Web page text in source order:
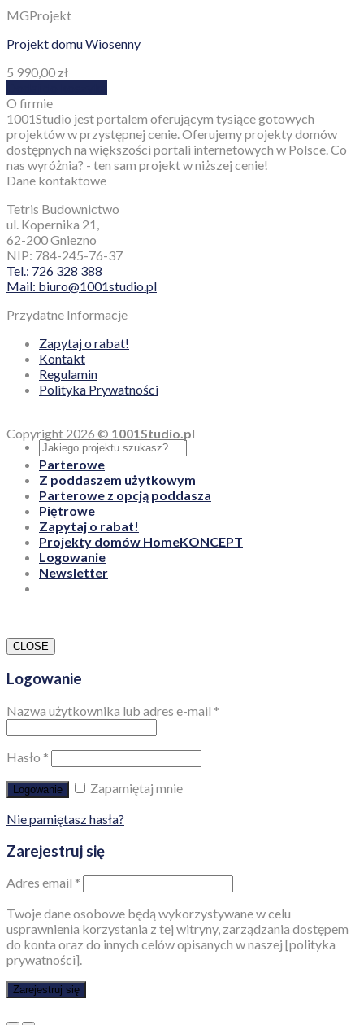
MGProjekt
Projekt domu Wiosenny
5 990,00 zł
O firmie
1001Studio jest portalem oferującym tysiące gotowych
projektów w przystępnej cenie. Oferujemy projekty domów
dostępnych na większości portali internetowych w Polsce. Co
nas wyróżnia? - ten sam projekt w niższej cenie!
Dane kontaktowe
Tetris Budownictwo
ul. Kopernika 21,
62-200 Gniezno
NIP: 784-245-76-37
Tel.: 726 328 388
Mail: biuro@1001studio.pl
Przydatne Informacje
Zapytaj o rabat!
Kontakt
Regulamin
Polityka Prywatności
Copyright 2026 © 1001Studio.pl
Parterowe
Z poddaszem użytkowym
Parterowe z opcją poddasza
Piętrowe
Zapytaj o rabat!
Projekty domów HomeKONCEPT
Logowanie
Newsletter
CLOSE
Logowanie
Nazwa użytkownika lub adres e-mail *
Hasło *
Logowanie
Zapamiętaj mnie
Nie pamiętasz hasła?
Zarejestruj się
Adres email *
Twoje dane osobowe będą wykorzystywane w celu
usprawnienia korzystania z tej witryny, zarządzania dostępem
do konta oraz do innych celów opisanych w naszej [polityka
prywatności].
Zarejestruj się